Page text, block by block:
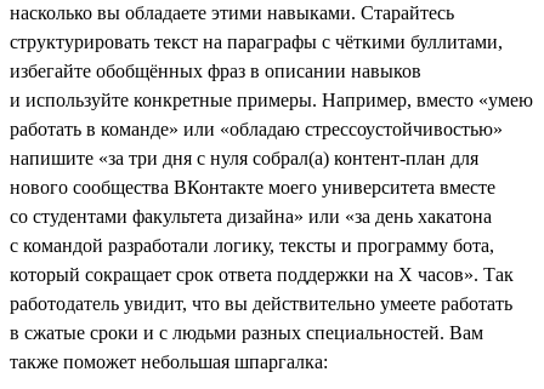
насколько вы обладаете этими навыками. Старайтесь
структурировать текст на параграфы с чёткими буллитами,
избегайте обобщённых фраз в описании навыков
и используйте конкретные примеры. Например, вместо «умею
работать в команде» или «обладаю стрессоустойчивостью»
напишите «за три дня с нуля собрал(а) контент-план для
нового сообщества ВКонтакте моего университета вместе
со студентами факультета дизайна» или «за день хакатона
с командой разработали логику, тексты и программу бота,
который сокращает срок ответа поддержки на X часов». Так
работодатель увидит, что вы действительно умеете работать
в сжатые сроки и с людьми разных специальностей. Вам
также поможет небольшая шпаргалка: